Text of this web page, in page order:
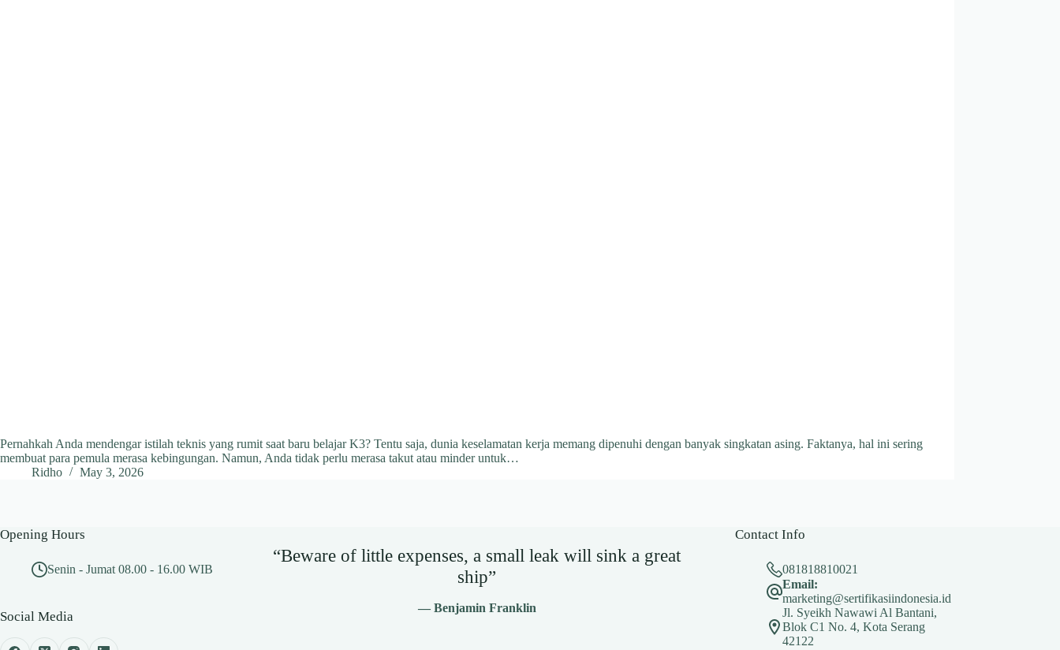
Pernahkah Anda mendengar istilah teknis yang rumit saat baru belajar K3? Tentu saja, dunia keselamatan kerja memang dipenuhi dengan banyak singkatan asing. Faktanya, hal ini sering
membuat para pemula merasa kebingungan. Namun, Anda tidak perlu merasa takut atau minder untuk…
Ridho
May 3, 2026
Opening Hours
Senin - Jumat 08.00 - 16.00 WIB
Social Media
“Beware of little expenses, a small leak will sink a great
ship”
— Benjamin Franklin
Contact Info
081818810021
Email:
marketing@sertifikasiindonesia.id
Jl. Syeikh Nawawi Al Bantani,
Blok C1 No. 4, Kota Serang
42122